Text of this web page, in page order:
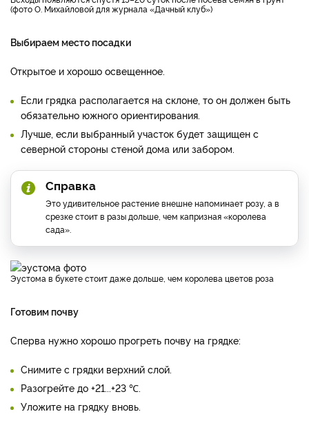
(фото О. Михайловой для журнала «Дачный клуб»)
Выбираем место посадки
Открытое и хорошо освещенное.
Если грядка располагается на склоне, то он должен быть
обязательно южного ориентирования.
Лучше, если выбранный участок будет защищен с
северной стороны стеной дома или забором.
Справка
Это удивительное растение внешне напоминает розу, а в
срезке стоит в разы дольше, чем капризная «королева
сада».
Эустома в букете стоит даже дольше, чем королева цветов роза
Готовим почву
Сперва нужно хорошо прогреть почву на грядке:
Снимите с грядки верхний слой.
Разогрейте до +21...+23 ℃.
Уложите на грядку вновь.